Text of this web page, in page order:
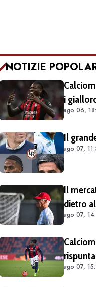
NOTIZIE
i
ago 06,
Il
ago 07,
Il
dietro
è
ago 07,
ago 07,